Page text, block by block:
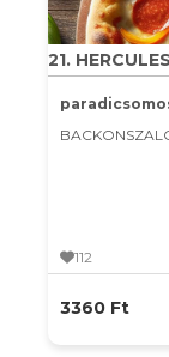
21. HERCULES
112
3360 Ft